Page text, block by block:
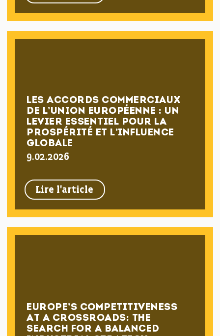
LES ACCORDS COMMERCIAUX
DE L’UNION EUROPÉENNE : UN
LEVIER ESSENTIEL POUR LA
PROSPÉRITÉ ET L’INFLUENCE
GLOBALE
Lire l'article
9.02.2026
EUROPE’S COMPETITIVENESS
AT A CROSSROADS: THE
SEARCH FOR A BALANCED